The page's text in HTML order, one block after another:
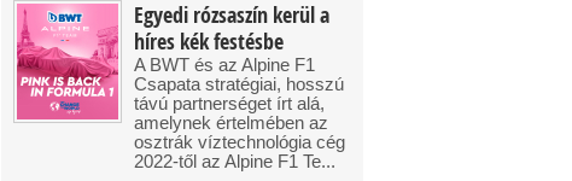
Egyedi rózsaszín kerül a
híres kék festésbe
A BWT és az Alpine F1
Csapata stratégiai, hosszú
távú partnerséget írt alá,
amelynek értelmében az
osztrák víztechnológia cég
2022-től az Alpine F1 Te...